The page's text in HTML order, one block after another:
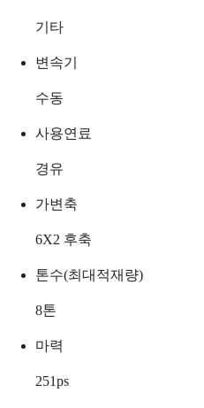
기타
변속기
수동
사용연료
경유
가변축
6X2 후축
톤수(최대적재량)
8톤
마력
251ps